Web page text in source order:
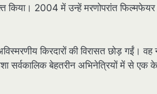
किया। 2004 में उन्हें मरणोपरांत फिल्मफेयर
किरदारों की विरासत छोड़ गईं। वह
सर्वकालिक बेहतरीन अभिनेत्रियों में से एक